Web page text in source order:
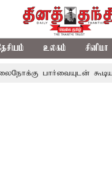
உலகம் சினிமா
கூடிய வேளாண்